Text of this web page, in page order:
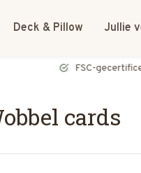
Deck & Pillow Jullie
FSC-
cards